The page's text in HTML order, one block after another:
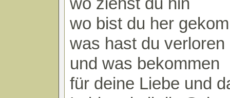
wo bist du her
was hast du verloren
und was bekommen
für deine Liebe und